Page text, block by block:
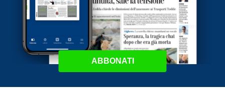
ABBONATI